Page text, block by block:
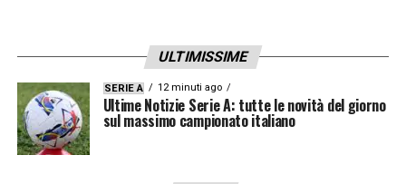
guardano le partite e poi dopo vanno sui
libri, vanno su internet e vedono il possesso
palla a due tocchi. Ma si può far fare una
cosa del genere a un bambino di 10, 12 o 13
anni?
ULTIMISSIME
SERIE A 12 minuti ago
Ultime Notizie Serie A: tutte le novità del giorno
sul massimo campionato italiano